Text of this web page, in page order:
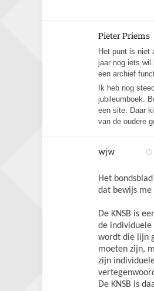
Pieter Priems
Het punt is niet
jaar nog iets
een archief
Ik heb nog
jubileumboek.
een site. Daar
van de oudere
wjw
Het
dat bewijs me
De KNSB is
de individuele
wordt die lijn
moeten zijn,
zijn
De KNSB is